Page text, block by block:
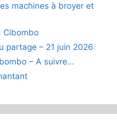
machines à broyer et
Cibombo
partage – 21 juin 2026
– A suivre…